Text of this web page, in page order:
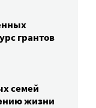
грантов
семей
жизни